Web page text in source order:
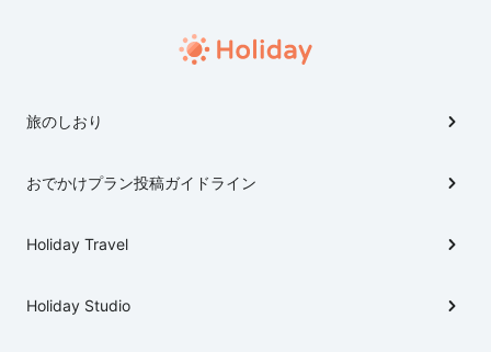
旅のしおり
おでかけプラン投稿ガイドライン
Holiday Travel
Holiday Studio